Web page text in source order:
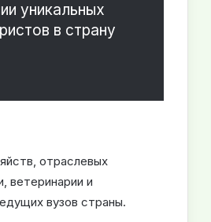
уникальных
в страну
отраслевых
ветеринарии и
вузов страны.